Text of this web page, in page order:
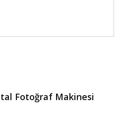
Fotoğraf Makinesi